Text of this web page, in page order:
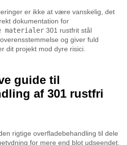
er ikke at være vanskelig, det
dokumentation for
301 rustfrit stål
og giver fuld
dit projekt mod dyre risici.
guide til
af 301 rustfri
rigtige overfladebehandling til dele
for mere end blot udseendet.